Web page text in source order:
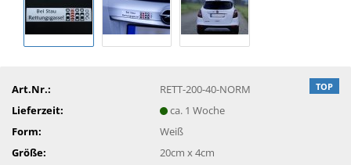
TOP
Art.Nr.:
RETT-200-40-NORM
Lieferzeit:
ca. 1 Woche
Form:
Weiß
Größe:
20cm x 4cm